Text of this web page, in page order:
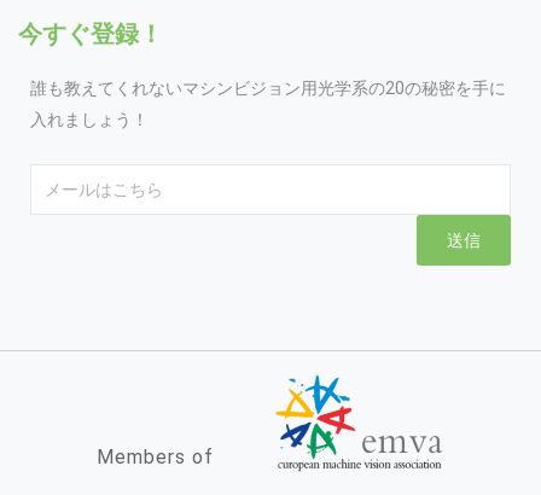
今すぐ登録！
誰も教えてくれないマシンビジョン用光学系の20の秘密を手に
入れましょう！
送信
Members of